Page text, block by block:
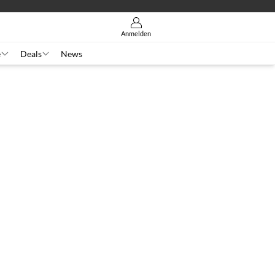
Anmelden
Deals News